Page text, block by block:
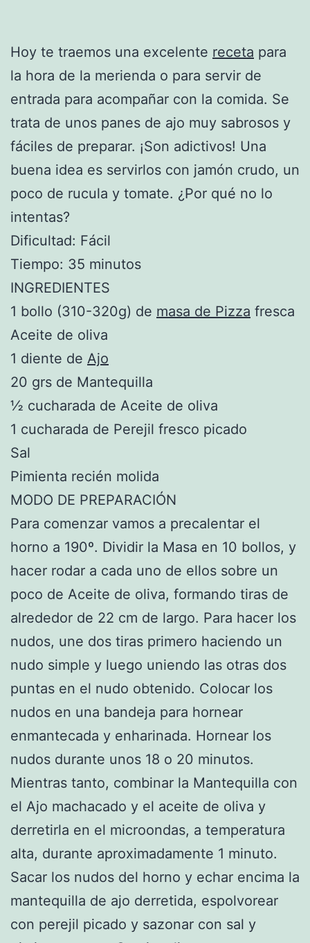
Hoy te traemos una excelente receta para
la hora de la merienda o para servir de
entrada para acompañar con la comida. Se
trata de unos panes de ajo muy sabrosos y
fáciles de preparar. ¡Son adictivos! Una
buena idea es servirlos con jamón crudo, un
poco de rucula y tomate. ¿Por qué no lo
intentas?
Dificultad: Fácil
Tiempo: 35 minutos
INGREDIENTES
1 bollo (310-320g) de masa de Pizza fresca
Aceite de oliva
1 diente de Ajo
20 grs de Mantequilla
½ cucharada de Aceite de oliva
1 cucharada de Perejil fresco picado
Sal
Pimienta recién molida
MODO DE PREPARACIÓN
Para comenzar vamos a precalentar el
horno a 190º. Dividir la Masa en 10 bollos, y
hacer rodar a cada uno de ellos sobre un
poco de Aceite de oliva, formando tiras de
alrededor de 22 cm de largo. Para hacer los
nudos, une dos tiras primero haciendo un
nudo simple y luego uniendo las otras dos
puntas en el nudo obtenido. Colocar los
nudos en una bandeja para hornear
enmantecada y enharinada. Hornear los
nudos durante unos 18 o 20 minutos.
Mientras tanto, combinar la Mantequilla con
el Ajo machacado y el aceite de oliva y
derretirla en el microondas, a temperatura
alta, durante aproximadamente 1 minuto.
Sacar los nudos del horno y echar encima la
mantequilla de ajo derretida, espolvorear
con perejil picado y sazonar con sal y